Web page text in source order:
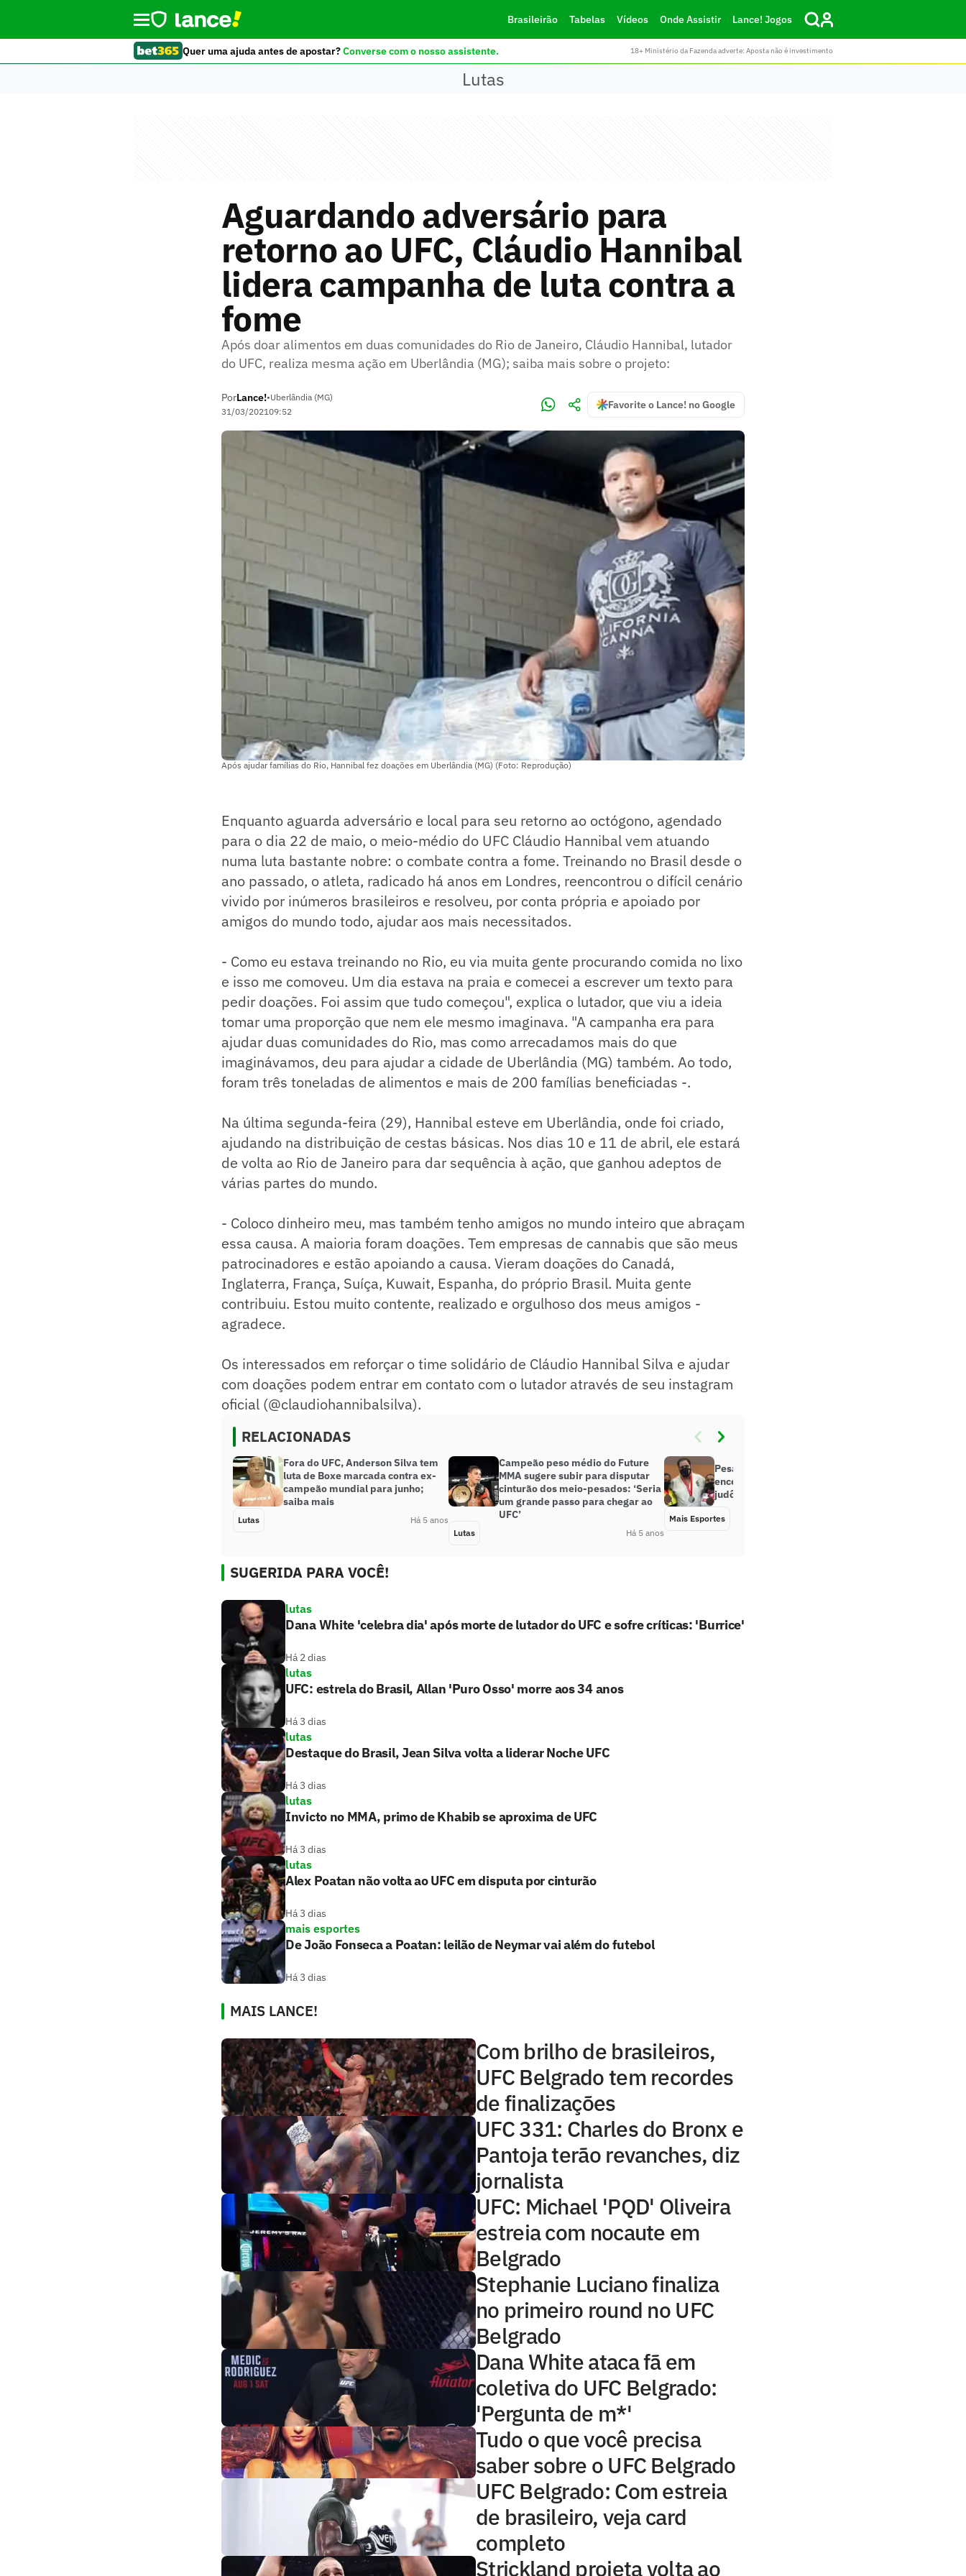
Brasileirão Tabelas Vídeos Onde Assistir Lance! Jogos
Quer uma ajuda antes de apostar?Converse com o nosso assistente. 18+ Ministério da Fazenda adverte: Aposta não é investimento
Lutas
Aguardando adversário para
retorno ao UFC, Cláudio Hannibal
lidera campanha de luta contra a
fome
Após doar alimentos em duas comunidades do Rio de Janeiro, Cláudio Hannibal, lutador
do UFC, realiza mesma ação em Uberlândia (MG); saiba mais sobre o projeto:
PorLance!•Uberlândia (MG)
31/03/202109:52
Favorite o Lance! no Google
Após ajudar famílias do Rio, Hannibal fez doações em Uberlândia (MG) (Foto: Reprodução)
Enquanto aguarda adversário e local para seu retorno ao octógono, agendado
para o dia 22 de maio, o meio-médio do UFC Cláudio Hannibal vem atuando
numa luta bastante nobre: o combate contra a fome. Treinando no Brasil desde o
ano passado, o atleta, radicado há anos em Londres, reencontrou o difícil cenário
vivido por inúmeros brasileiros e resolveu, por conta própria e apoiado por
amigos do mundo todo, ajudar aos mais necessitados.
- Como eu estava treinando no Rio, eu via muita gente procurando comida no lixo
e isso me comoveu. Um dia estava na praia e comecei a escrever um texto para
pedir doações. Foi assim que tudo começou", explica o lutador, que viu a ideia
tomar uma proporção que nem ele mesmo imaginava. "A campanha era para
ajudar duas comunidades do Rio, mas como arrecadamos mais do que
imaginávamos, deu para ajudar a cidade de Uberlândia (MG) também. Ao todo,
foram três toneladas de alimentos e mais de 200 famílias beneficiadas -.
Na última segunda-feira (29), Hannibal esteve em Uberlândia, onde foi criado,
ajudando na distribuição de cestas básicas. Nos dias 10 e 11 de abril, ele estará
de volta ao Rio de Janeiro para dar sequência à ação, que ganhou adeptos de
várias partes do mundo.
- Coloco dinheiro meu, mas também tenho amigos no mundo inteiro que abraçam
essa causa. A maioria foram doações. Tem empresas de cannabis que são meus
patrocinadores e estão apoiando a causa. Vieram doações do Canadá,
Inglaterra, França, Suíça, Kuwait, Espanha, do próprio Brasil. Muita gente
contribuiu. Estou muito contente, realizado e orgulhoso dos meus amigos -
agradece.
Os interessados em reforçar o time solidário de Cláudio Hannibal Silva e ajudar
com doações podem entrar em contato com o lutador através de seu instagram
oficial (@claudiohannibalsilva).
RELACIONADAS
Fora do UFC, Anderson Silva tem
luta de Boxe marcada contra ex-
campeão mundial para junho;
saiba mais
Lutas Há 5 anos
Campeão peso médio do Future
MMA sugere subir para disputar
cinturão dos meio-pesados: ‘Seria
um grande passo para chegar ao
UFC’
Lutas Há 5 anos
Pesados se destacam, e Brasil
encerra o Grand Slam de Tbilisi de
judô com quatro medalhas
Mais Esportes
SUGERIDA PARA VOCÊ!
lutas
Dana White 'celebra dia' após morte de lutador do UFC e sofre críticas: 'Burrice'
Há 2 dias
lutas
UFC: estrela do Brasil, Allan 'Puro Osso' morre aos 34 anos
Há 3 dias
lutas
Destaque do Brasil, Jean Silva volta a liderar Noche UFC
Há 3 dias
lutas
Invicto no MMA, primo de Khabib se aproxima de UFC
Há 3 dias
lutas
Alex Poatan não volta ao UFC em disputa por cinturão
Há 3 dias
mais esportes
De João Fonseca a Poatan: leilão de Neymar vai além do futebol
Há 3 dias
MAIS LANCE!
Com brilho de brasileiros,
UFC Belgrado tem recordes
de finalizações
UFC 331: Charles do Bronx e
Pantoja terão revanches, diz
jornalista
UFC: Michael 'PQD' Oliveira
estreia com nocaute em
Belgrado
Stephanie Luciano finaliza
no primeiro round no UFC
Belgrado
Dana White ataca fã em
coletiva do UFC Belgrado:
'Pergunta de m*'
Tudo o que você precisa
saber sobre o UFC Belgrado
UFC Belgrado: Com estreia
de brasileiro, veja card
completo
Strickland projeta volta ao